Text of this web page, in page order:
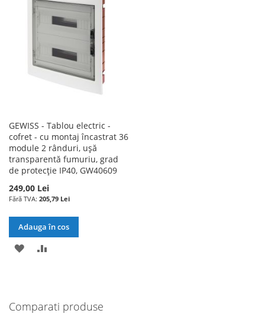
DE
DORINTE
GEWISS - Tablou electric -
cofret - cu montaj încastrat 36
module 2 rânduri, ușă
transparentă fumuriu, grad
de protecție IP40, GW40609
249,00 Lei
205,79 Lei
Adauga în cos
ADAUGATI
DE
Comparati produse